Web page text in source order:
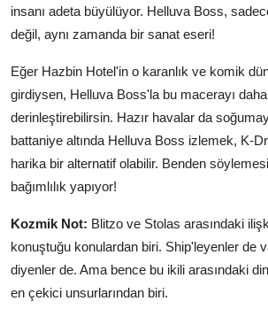
insanı adeta büyülüyor. Helluva Boss,
değil, aynı zamanda bir sanat eseri!
Eğer Hazbin Hotel'in o karanlık ve komik
girdiysen, Helluva Boss'la bu macerayı
derinleştirebilirsin. Hazır havalar da
battaniye altında Helluva Boss izlemek, K-
harika bir alternatif olabilir. Benden
bağımlılık yapıyor!
Kozmik Not: Blitzo ve Stolas arasındaki
konuştuğu konulardan biri. Ship'leyenler de
diyenler de. Ama bence bu ikili arasındaki
en çekici unsurlarından biri.